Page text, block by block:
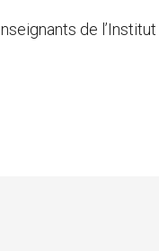
de l’Institut